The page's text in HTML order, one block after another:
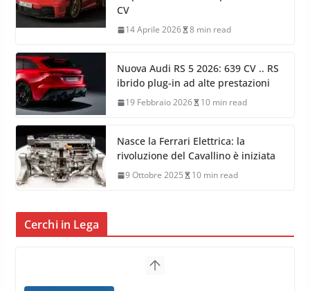
CV
14 Aprile 2026 8 min read
Nuova Audi RS 5 2026: 639 CV .. RS
ibrido plug-in ad alte prestazioni
19 Febbraio 2026 10 min read
Nasce la Ferrari Elettrica: la
rivoluzione del Cavallino è iniziata
9 Ottobre 2025 10 min read
Cerchi in Lega